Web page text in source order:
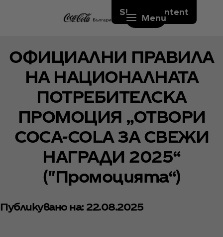
Skip to content
Menu
ОФИЦИАЛНИ ПРАВИЛА
НА НАЦИОНАЛНАТА
ПОТРЕБИТЕЛСКА
ПРОМОЦИЯ „ОТВОРИ
COCA-COLA ЗА СВЕЖИ
НАГРАДИ 2025“
("Промоцията“)
Публикувано на: 22.08.2025